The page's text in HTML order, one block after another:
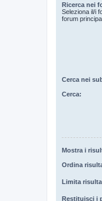
Ricerca nei
Seleziona il/i
forum
Cerca nei
Cerca:
Mostra i
Ordina
Limita
Restituisci i